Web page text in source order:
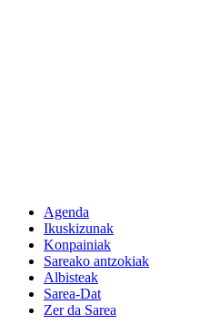
Agenda
Ikuskizunak
Konpainiak
Sareako antzokiak
Albisteak
Sarea-Dat
Zer da Sarea